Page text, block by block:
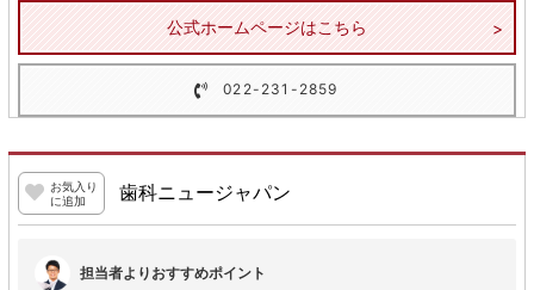
公式ホームページはこちら
022-231-2859
お気入り
に追加
歯科ニュージャパン
担当者よりおすすめポイント